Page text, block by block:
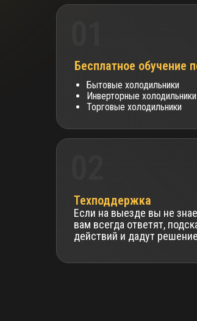
Техподдержка
Если на выезде вы не
вам всегда ответят,
действий и дадут решение
Бытовые холодильники
Инверторные холодильники
Торговые холодильники
Бесплатное обучение